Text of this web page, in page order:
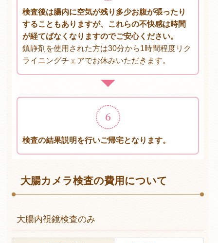
検査後は腸内に空気が残り多少お腹が張ったり
することもありますが、これらの不快感は時間
が経てばなくなりますのでご安心ください。
鎮静剤を使用された方は30分から1時間程度リク
ライニングチェアでお休みいただきます。
6
検査の結果説明を行いご帰宅となります。
大腸カメラ検査の費用について
大腸内視鏡検査のみ